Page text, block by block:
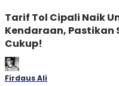
Tarif Tol Cipali Naik
Kendaraan, Pastikan
Cukup!
Firdaus Ali